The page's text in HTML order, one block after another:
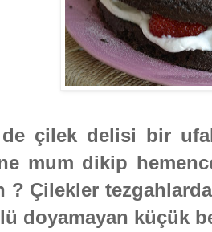
çilek delisi bir
mum dikip
? Çilekler
doyamayan küçük